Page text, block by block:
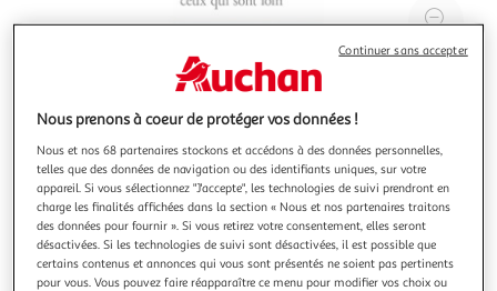
à
Nous prenons à coeur de protéger vos données !
Nous et nos 68 partenaires stockons et accédons à des données personnelles,
telles que des données de navigation ou des identifiants uniques, sur votre
appareil. Si vous sélectionnez "J'accepte", les technologies de suivi prendront en
charge les finalités affichées dans la section « Nous et nos partenaires traitons
des données pour fournir ». Si vous retirez votre consentement, elles seront
désactivées. Si les technologies de suivi sont désactivées, il est possible que
certains contenus et annonces qui vous sont présentés ne soient pas pertinents
pour vous. Vous pouvez faire réapparaître ce menu pour modifier vos choix ou
Continuer sans accepter